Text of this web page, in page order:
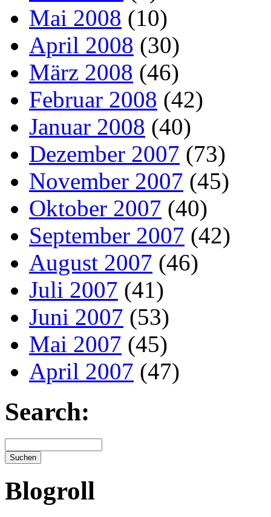
Mai 2008 (10)
April 2008 (30)
März 2008 (46)
Februar 2008 (42)
Januar 2008 (40)
Dezember 2007 (73)
November 2007 (45)
Oktober 2007 (40)
September 2007 (42)
August 2007 (46)
Juli 2007 (41)
Juni 2007 (53)
Mai 2007 (45)
April 2007 (47)
Search:
Blogroll